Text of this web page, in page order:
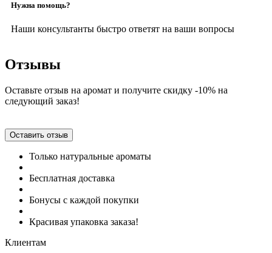
Нужна помощь?
Наши консультанты быстро ответят на ваши вопросы
Отзывы
Оставьте отзыв на аромат и получите скидку -10% на
следующий заказ!
Оставить отзыв
Только натуральные ароматы
Бесплатная доставка
Бонусы с каждой покупки
Красивая упаковка заказа!
Клиентам